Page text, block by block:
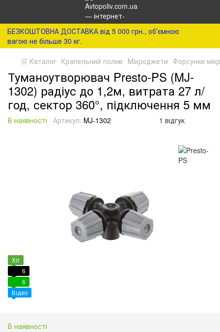
БЕЗКОШТОВНА ДОСТАВКА від 5 000 грн., обʼємною
вагою не більше 30 кг.
🛒 Каталог Крапельний полив Мікроджети Форсунки
Туманоутворювач Presto-PS (MJ-
1302) радіус до 1,2м, витрата 27 л/
год, сектор 360°, підключення 5 мм
В наявності Артикул: MJ-1302 1 відгук
Хіт
6
6
Відео
В наявності